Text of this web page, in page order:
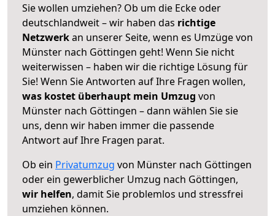
Sie wollen umziehen? Ob um die Ecke oder
deutschlandweit – wir haben das richtige
Netzwerkan unserer Seite, wenn es Umzüge von
Münster nach Göttingen geht! Wenn Sie nicht
weiterwissen – haben wir die richtige Lösung für
Sie! Wenn Sie Antworten auf Ihre Fragen wollen,
was kostet überhaupt mein Umzug von
Münster nach Göttingen – dann wählen Sie sie
uns, denn wir haben immer die passende
Antwort auf Ihre Fragen parat.
Ob ein Privatumzug von Münster nach Göttingen
oder ein gewerblicher Umzug nach Göttingen,
wir helfen, damit Sie problemlos und stressfrei
umziehen können.